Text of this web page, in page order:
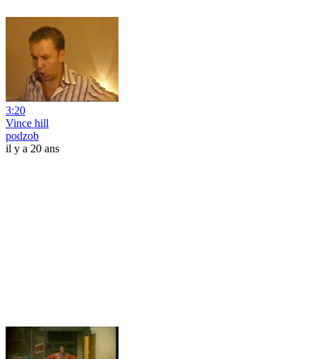
3:20
Vince hill
podzob
il y a 20 ans